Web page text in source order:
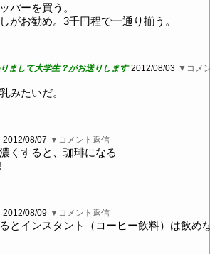
パーを買う。
がお勧め。3千円程で一通り揃う。
まして大学生？がお送りします 2012/08/03 ▼コメ
みたいだ。
2012/08/07 ▼コメント返信
くすると、珈琲になる
2012/08/09 ▼コメント返信
とインスタント（コーヒー飲料）は飲め